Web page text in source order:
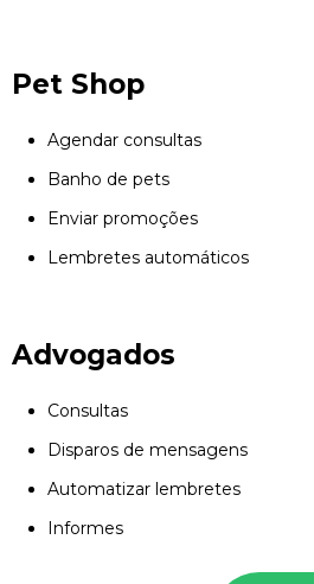
Pet Shop
Agendar consultas
Banho de pets
Enviar promoções
Lembretes automáticos
Advogados
Consultas
Disparos de mensagens
Automatizar lembretes
Informes